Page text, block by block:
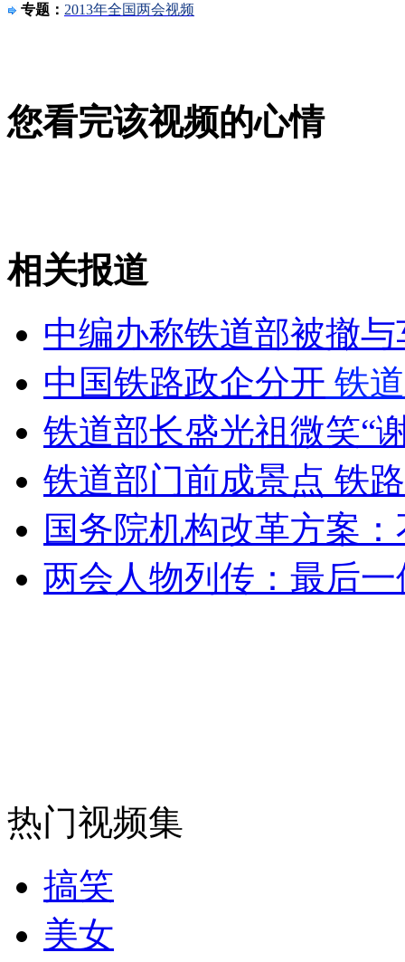
司机酒驾遇交警 急速倒车逃窜
专题： 2013年全国两会视频
您看完该视频的心情
相关报道
中编办称铁道部被撤
中国铁路政企分开 铁
铁道部长盛光祖微笑“
铁道部门前成景点 铁
国务院机构改革方案
两会人物列传：最后
热门视频集
搞笑
美女